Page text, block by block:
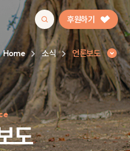
후원하기
인#팬덤후원
Home 소식 언론보도
도